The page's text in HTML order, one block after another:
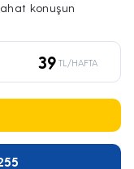
konuşun
39 TL/HAFTA